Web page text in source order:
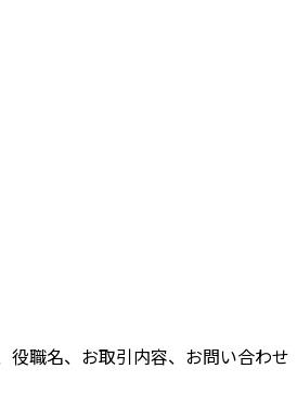
役職名、お取引内容、お問い合わせ